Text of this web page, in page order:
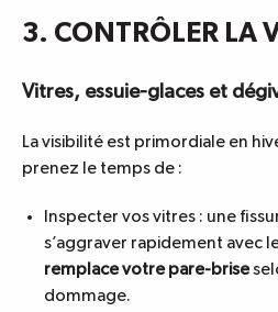
3. CONTRÔLER LA
Vitres, essuie-glaces et
La visibilité est primordiale en
prenez le temps de :
Inspecter vos vitres : une
s’aggraver rapidement avec
remplace votre pare-brise
dommage.